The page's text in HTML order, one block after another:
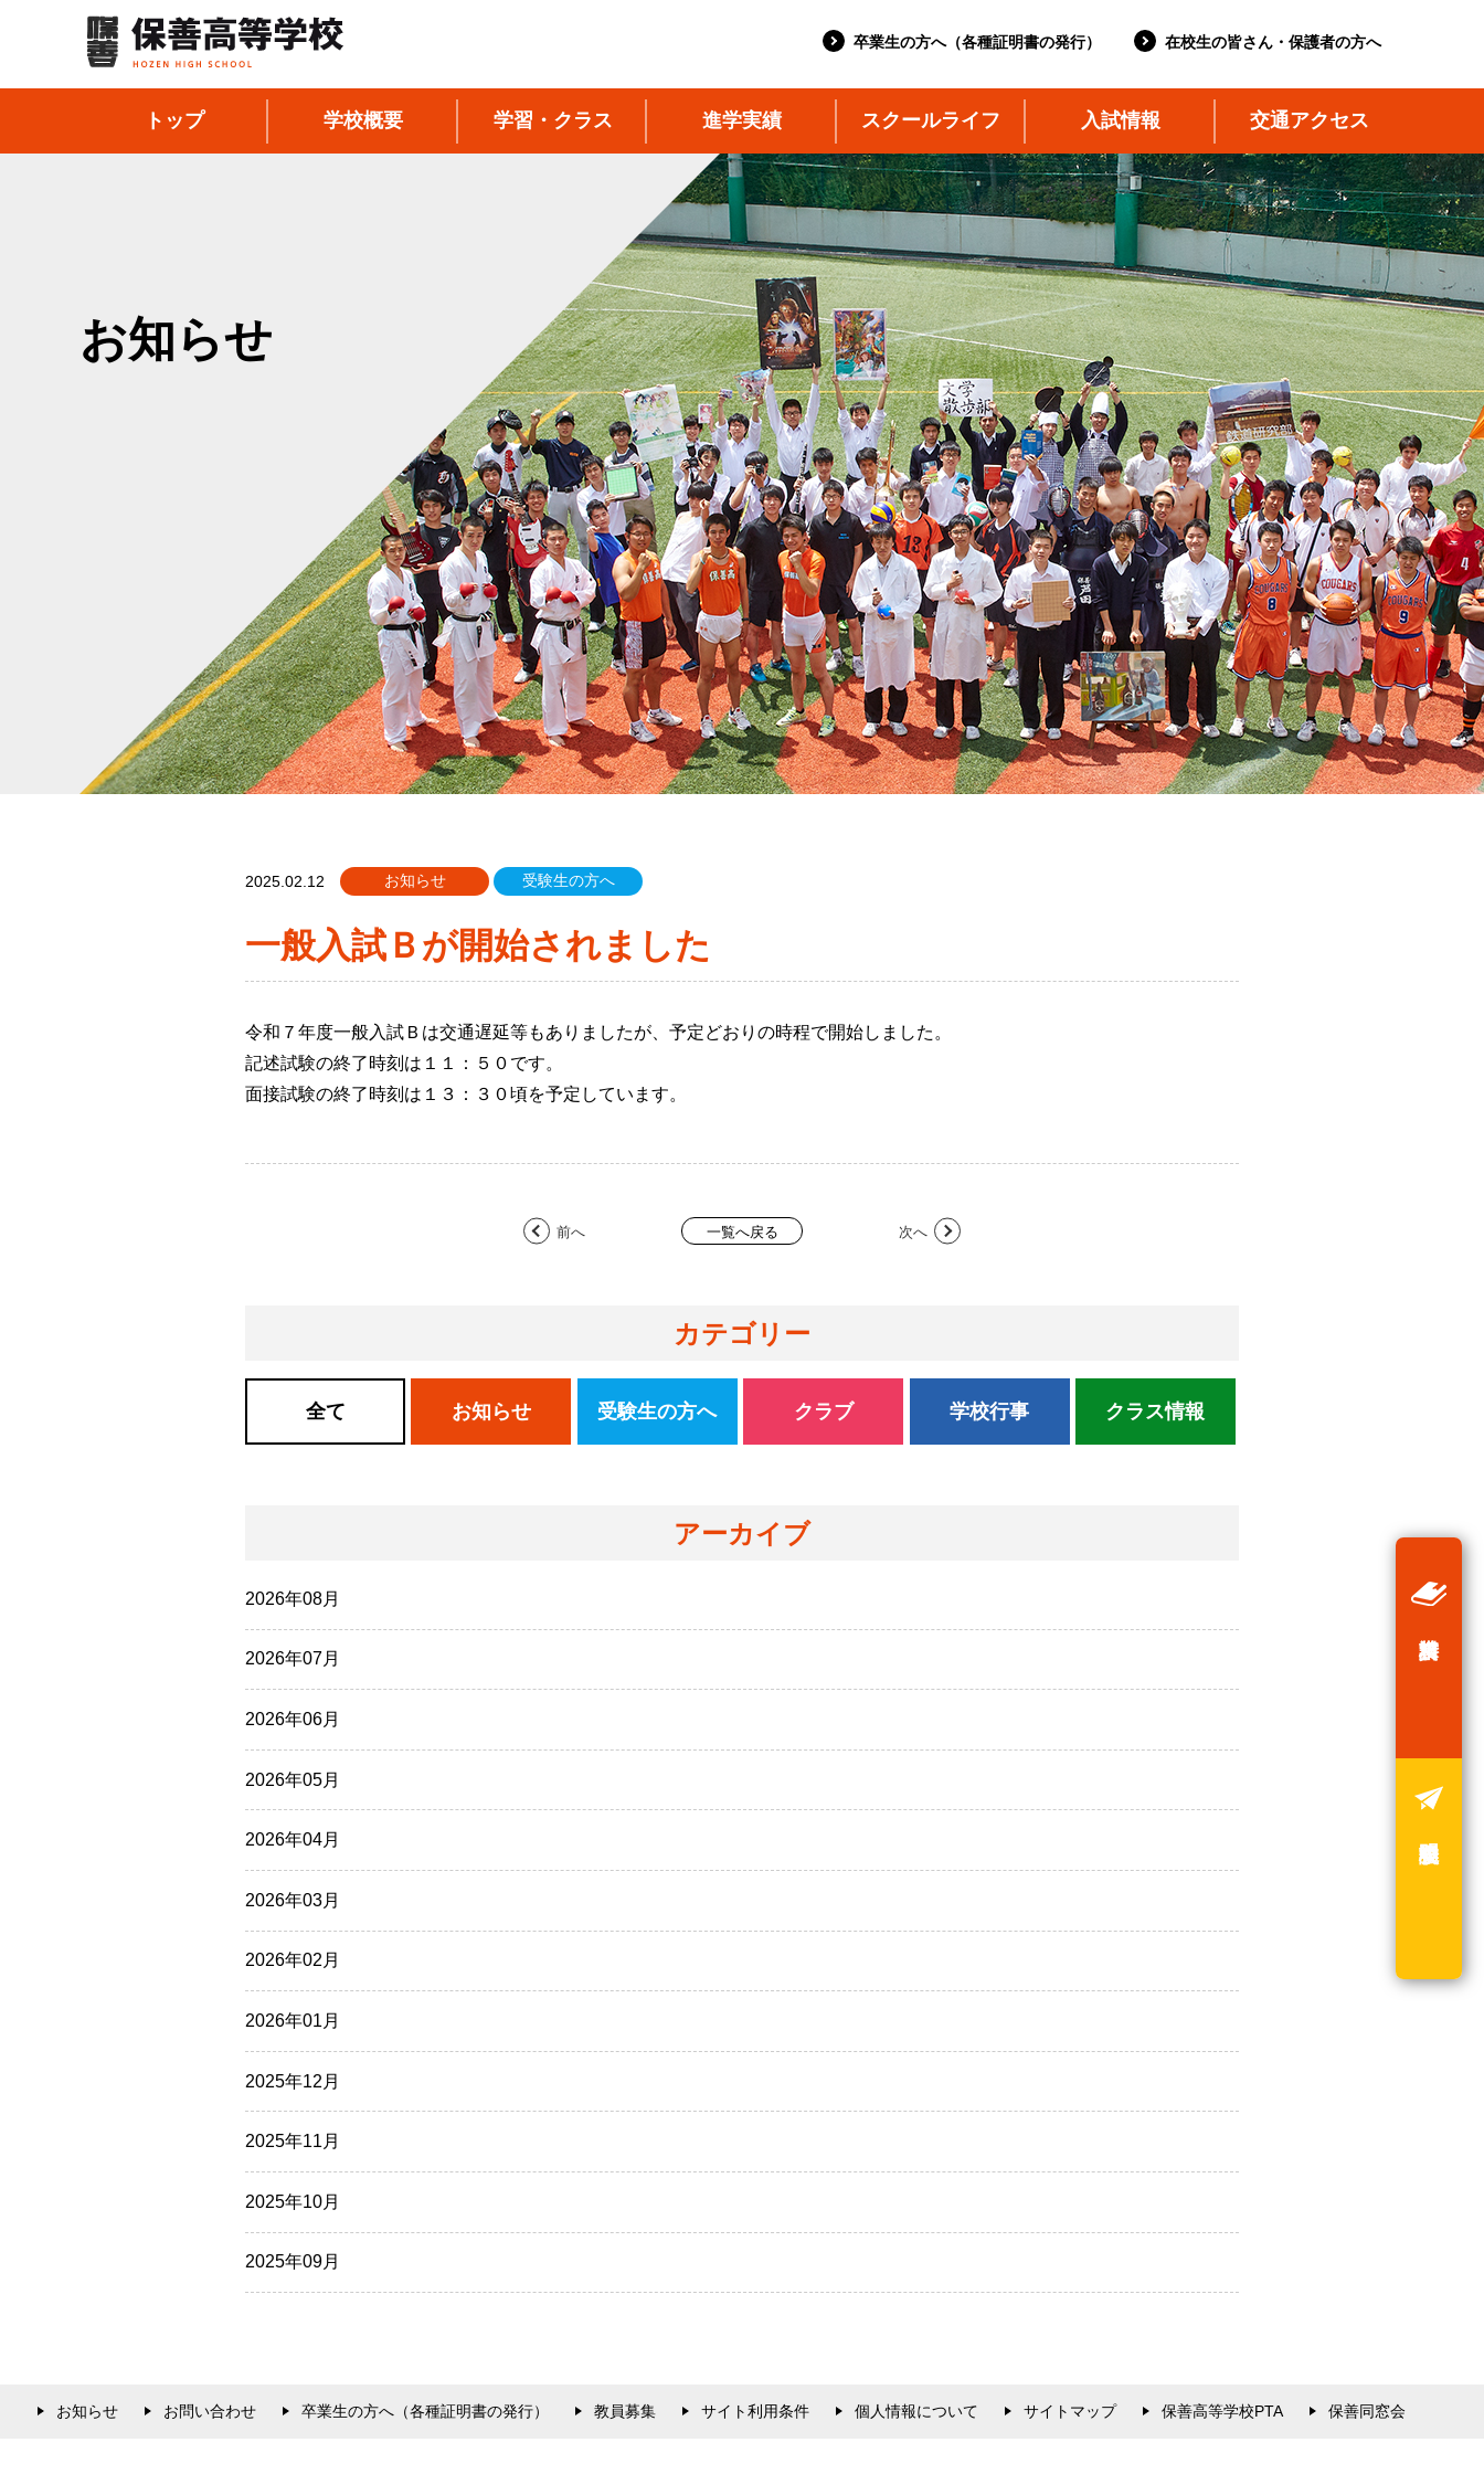
卒業生の方へ（各種証明書の発行） 在校生の皆さん・保護者の方へ
トップ 学校概要 学習・クラス 進学実績 スクールライフ 入試情報 交通アクセス
お知らせ
2025.02.12 お知らせ 受験生の方へ
一般入試Ｂが開始されました
令和７年度一般入試Ｂは交通遅延等もありましたが、予定どおりの時程で開始しました。
記述試験の終了時刻は１１：５０です。
面接試験の終了時刻は１３：３０頃を予定しています。
前へ 一覧へ戻る 次へ
カテゴリー
全て お知らせ 受験生の方へ クラブ 学校行事 クラス情報
アーカイブ
2026年08月
2026年07月
2026年06月
2026年05月
2026年04月
2026年03月
2026年02月
2026年01月
2025年12月
2025年11月
2025年10月
2025年09月
お知らせ お問い合わせ 卒業生の方へ（各種証明書の発行） 教員募集 サイト利用条件 個人情報について サイトマップ 保善高等学校PTA 保善同窓会